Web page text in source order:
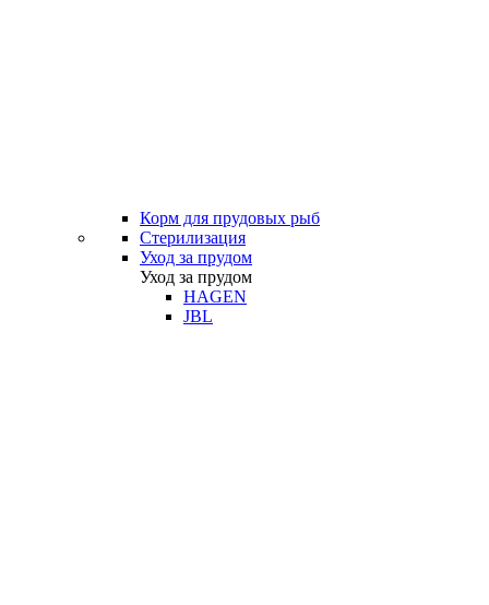
Корм для прудовых рыб
Стерилизация
Уход за прудом
Уход за прудом
HAGEN
JBL